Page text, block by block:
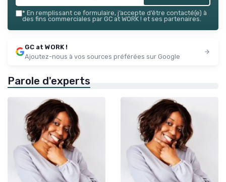
* En remplissant ce formulaire, j’accepte d’être contacté(e) à
des fins commerciales par GC at WORK ! et ses partenaires.
GC at WORK !
Ajoutez-nous à vos sources préférées sur Google
Parole d'experts